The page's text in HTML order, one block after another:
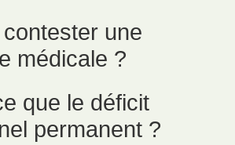
une
médicale ?
que le déficit
permanent ?